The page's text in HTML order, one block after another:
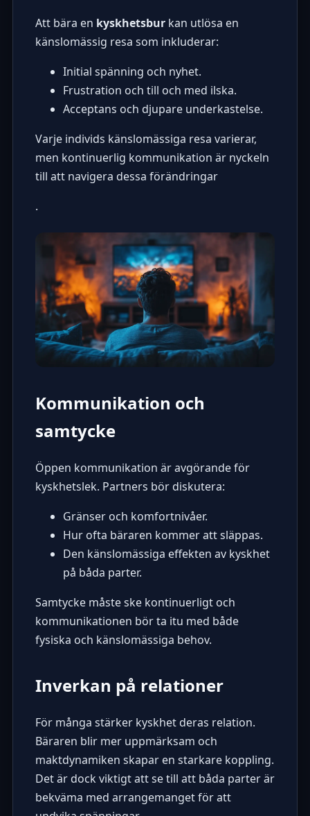
Att bära en kyskhetsburkan utlösa en
känslomässig resa som inkluderar:
Initial spänning och nyhet.
Frustration och till och med ilska.
Acceptans och djupare underkastelse.
Varje individs känslomässiga resa varierar,
men kontinuerlig kommunikation är nyckeln
till att navigera dessa förändringar
.
Kommunikation och
samtycke
Öppen kommunikation är avgörande för
kyskhetslek. Partners bör diskutera:
Gränser och komfortnivåer.
Hur ofta bäraren kommer att släppas.
Den känslomässiga effekten av kyskhet
på båda parter.
Samtycke måste ske kontinuerligt och
kommunikationen bör ta itu med både
fysiska och känslomässiga behov.
Inverkan på relationer
För många stärker kyskhet deras relation.
Bäraren blir mer uppmärksam och
maktdynamiken skapar en starkare koppling.
Det är dock viktigt att se till att båda parter är
bekväma med arrangemanget för att